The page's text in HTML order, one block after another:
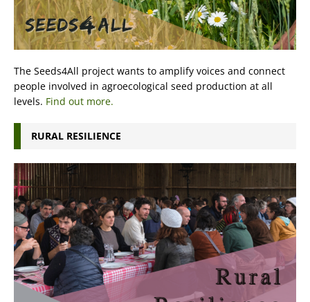
The Seeds4All project wants to amplify voices and connect
people involved in agroecological seed production at all
levels. Find out more.
RURAL RESILIENCE